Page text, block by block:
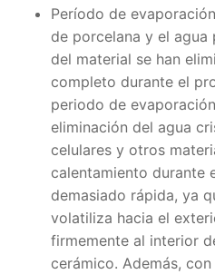
Período de
de porcelana y el
del material se han
completo durante el
periodo de
eliminación del agua
celulares y otros
calentamiento durante
demasiado rápida, ya
volatiliza hacia el
firmemente al interior
cerámico. Además,